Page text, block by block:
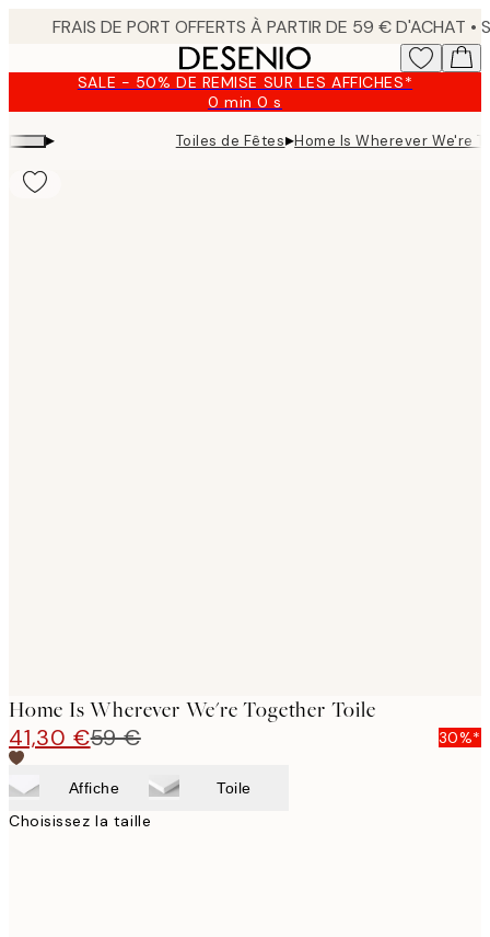
content.SALE - 50% DE REMISE SUR LES AFFICHES*
0 min0 s
Valable
jusqu'au
:
▸ Toiles de Fêtes▸Home Is Wherever We're
Home Is Wherever We're Together Toile
41,30 €59 € 30%*
Affiche Toile
Choisissez la taille